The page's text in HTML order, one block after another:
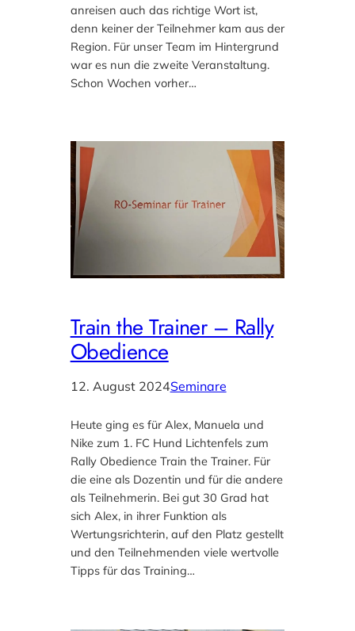
anreisen auch das richtige Wort ist,
denn keiner der Teilnehmer kam aus der
Region. Für unser Team im Hintergrund
war es nun die zweite Veranstaltung.
Schon Wochen vorher…
Train the Trainer – Rally
Obedience
12. August 2024Seminare
Heute ging es für Alex, Manuela und
Nike zum 1. FC Hund Lichtenfels zum
Rally Obedience Train the Trainer. Für
die eine als Dozentin und für die andere
als Teilnehmerin. Bei gut 30 Grad hat
sich Alex, in ihrer Funktion als
Wertungsrichterin, auf den Platz gestellt
und den Teilnehmenden viele wertvolle
Tipps für das Training…